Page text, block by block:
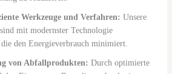
Werkzeuge und Verfahren: Unsere
mit modernster Technologie
die den Energieverbrauch minimiert.
von Abfallprodukten: Durch optimierte